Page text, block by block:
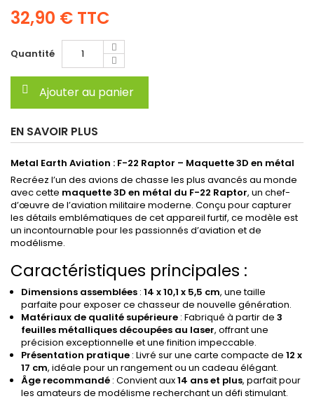
32,90 € TTC
Quantité
Ajouter au panier
EN SAVOIR PLUS
Metal Earth Aviation : F-22 Raptor – Maquette 3D en métal
Recréez l’un des avions de chasse les plus avancés au monde
avec cette maquette 3D en métal du F-22 Raptor, un chef-
d’œuvre de l’aviation militaire moderne. Conçu pour capturer
les détails emblématiques de cet appareil furtif, ce modèle est
un incontournable pour les passionnés d’aviation et de
modélisme.
Caractéristiques principales :
Dimensions assemblées : 14 x 10,1 x 5,5 cm, une taille
parfaite pour exposer ce chasseur de nouvelle génération.
Matériaux de qualité supérieure : Fabriqué à partir de 3
feuilles métalliques découpées au laser, offrant une
précision exceptionnelle et une finition impeccable.
Présentation pratique : Livré sur une carte compacte de 12 x
17 cm, idéale pour un rangement ou un cadeau élégant.
Âge recommandé : Convient aux14 ans et plus, parfait pour
les amateurs de modélisme recherchant un défi stimulant.